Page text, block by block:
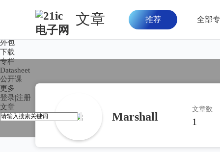
Marshall
文章数
1
外包
下载
专栏
Datasheet
公开课
更多
登录|注册
文章
文章 推荐 全部